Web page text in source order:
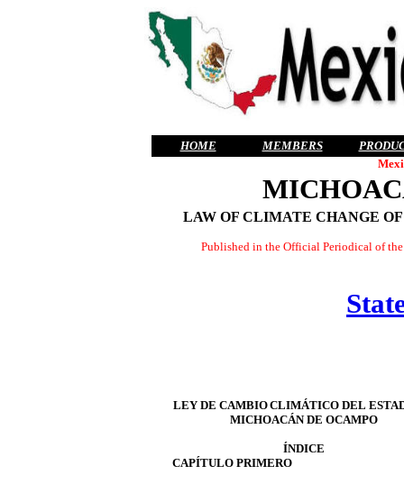
HOME MEMBERS
LAW OF CLIMATE CHANGE
Published in the Official Periodical of
LEY DE CAMBIOCLIMÁTICO DEL
MICHOACÁNDE OCAMPO
ÍNDICE
CAPÍTULO PRIMERO